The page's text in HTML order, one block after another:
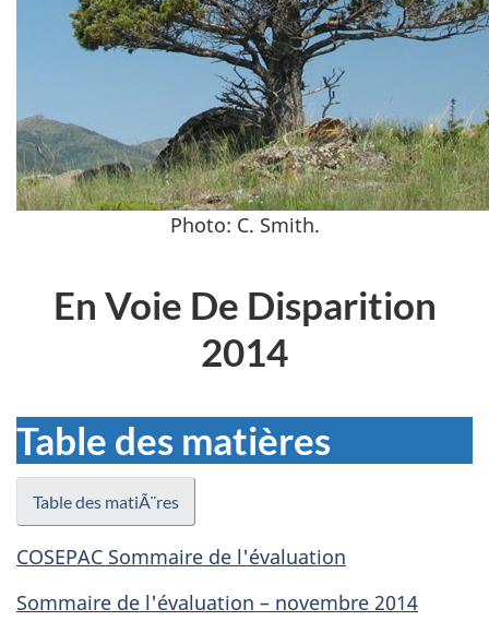
Photo: C. Smith.
Description
longue
En Voie De Disparition
2014
Table des matières
Table des matiÃ¨res
COSEPAC Sommaire de l'évaluation
Sommaire de l'évaluation – novembre 2014